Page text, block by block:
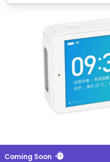
Coming Soon